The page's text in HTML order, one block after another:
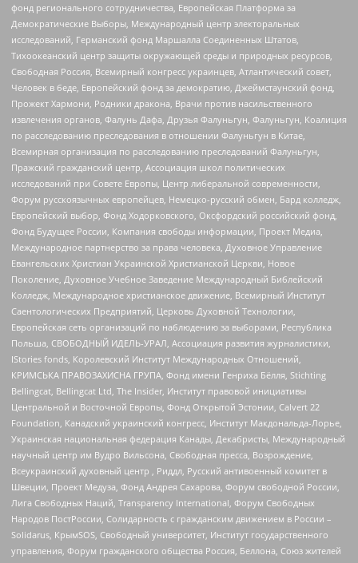
фонд регионального сотрудничества, Европейская Платформа за
Демократические Выборы, Международный центр электоральных
исследований, Германский фонд Маршалла Соединенных Штатов,
Тихоокеанский центр защиты окружающей среды и природных ресурсов,
Свободная Россия, Всемирный конгресс украинцев, Атлантический совет,
Человек в беде, Европейский фонд за демократию, Джеймстаунский фонд,
Прожект Хармони, Родники дракона, Врачи против насильственного
извлечения органов, Фалунь Дафа, Друзья Фалуньгун, Фалуньгун, Коалиция
по расследованию преследования в отношении Фалуньгун в Китае,
Всемирная организация по расследованию преследований Фалуньгун,
Пражский гражданский центр, Ассоциация школ политических
исследований при Совете Европы, Центр либеральной современности,
Форум русскоязычных европейцев, Немецко-русский обмен, Бард колледж,
Европейский выбор, Фонд Ходорковского, Оксфордский российский фонд,
Фонд Будущее России, Компания свободы информации, Проект Медиа,
Международное партнерство за права человека, Духовное Управление
Евангельских Христиан Украинской Христианской Церкви, Новое
Поколение, Духовное Учебное Заведение Международный Библейский
Колледж, Международное христианское движение, Всемирный Институт
Саентологических Предприятий, Церковь Духовной Технологии,
Европейская сеть организаций по наблюдению за выборами, Республика
Польша, СВОБОДНЫЙ ИДЕЛЬ-УРАЛ, Ассоциация развития журналистики,
IStories fonds, Королевский Институт Международных Отношений,
КРИМСЬКА ПРАВОЗАХИСНА ГРУПА, Фонд имени Генриха Бёлля, Stichting
Bellingcat, Bellingcat Ltd, The Insider, Институт правовой инициативы
Центральной и Восточной Европы, Фонд Открытой Эстонии, Calvert 22
Foundation, Канадский украинский конгресс, Институт Макдональда-Лорье,
Украинская национальная федерация Канады, Декабристы, Международный
научный центр им Вудро Вильсона, Свободная пресса, Возрождение,
Всеукраинский духовный центр , Риддл, Русский антивоенный комитет в
Швеции, Проект Медуза, Фонд Андрея Сахарова, Форум свободной России,
Лига Свободных Наций, Transparеncy International, Форум Свободных
Народов ПостРоссии, Солидарность с гражданским движением в России –
Solidarus, КрымSOS, Свободный университет, Институт государственного
управления, Форум гражданского общества Россия, Беллона, Союз жителей